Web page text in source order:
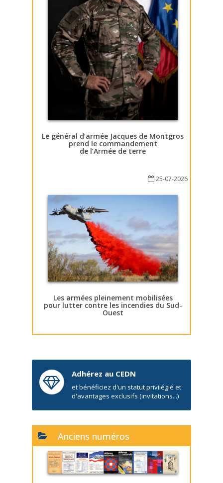
Le général d’armée Jacques de Montgros
prend le commandement
de l’Armée de terre
25-07-2026
Les armées pleinement mobilisées
pour lutter contre les incendies du Sud-
Ouest
Adhérez au CEDN
et bénéficiez d'un statut privilégié et
d'avantages exclusifs (invitations...)
Anciens numéros